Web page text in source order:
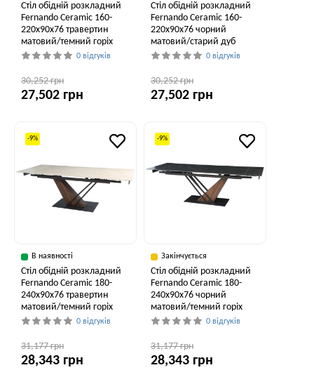
Стіл обідній розкладний
Fernando Ceramic 160-
220x90x76 травертин
матовий/темний горіх
0 відгуків
30,252 грн
27,502 грн
Стіл обідній розкладний
Fernando Ceramic 160-
220x90x76 чорний
матовий/старий дуб
0 відгуків
30,252 грн
27,502 грн
-9%
В наявності
Стіл обідній розкладний
Fernando Ceramic 180-
240x90x76 травертин
матовий/темний горіх
0 відгуків
31,177 грн
28,343 грн
-9%
Закінчується
Стіл обідній розкладний
Fernando Ceramic 180-
240x90x76 чорний
матовий/темний горіх
0 відгуків
31,177 грн
28,343 грн